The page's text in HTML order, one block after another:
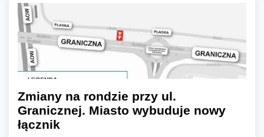
Zmiany na rondzie przy ul.
Granicznej. Miasto wybuduje nowy
łącznik